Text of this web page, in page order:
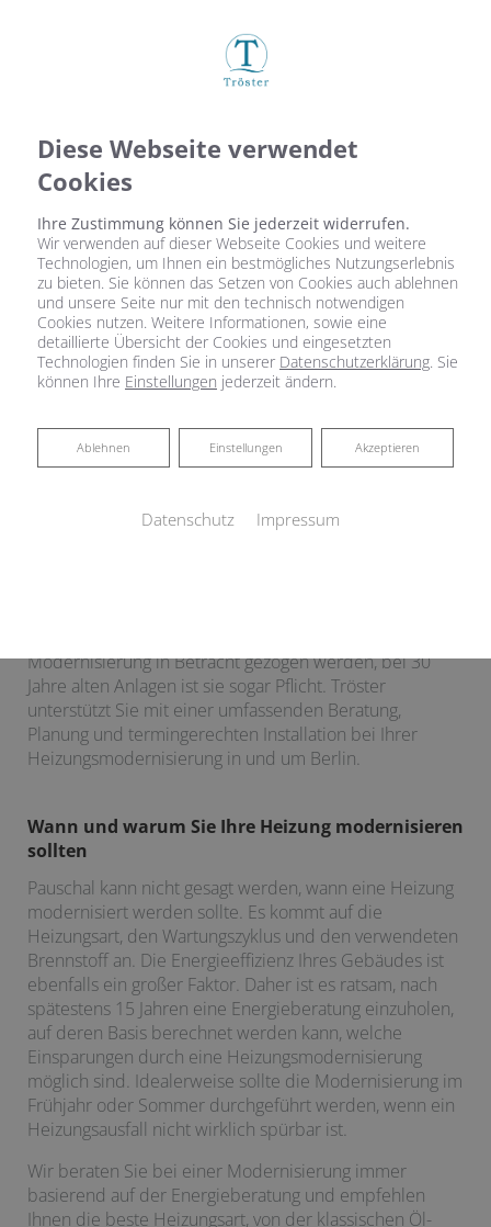
Modernisierung in Betracht gezogen werden, bei 30
Jahre alten Anlagen ist sie sogar Pflicht. Tröster
unterstützt Sie mit einer umfassenden Beratung,
Planung und termingerechten Installation bei Ihrer
Heizungsmodernisierung in und um Berlin.
Wann und warum Sie Ihre Heizung modernisieren
sollten
Pauschal kann nicht gesagt werden, wann eine Heizung
modernisiert werden sollte. Es kommt auf die
Heizungsart, den Wartungszyklus und den verwendeten
Brennstoff an. Die Energieeffizienz Ihres Gebäudes ist
ebenfalls ein großer Faktor. Daher ist es ratsam, nach
spätestens 15 Jahren eine Energieberatung einzuholen,
auf deren Basis berechnet werden kann, welche
Einsparungen durch eine Heizungsmodernisierung
möglich sind. Idealerweise sollte die Modernisierung im
Frühjahr oder Sommer durchgeführt werden, wenn ein
Heizungsausfall nicht wirklich spürbar ist.
Wir beraten Sie bei einer Modernisierung immer
basierend auf der Energieberatung und empfehlen
Ihnen die beste Heizungsart, von der klassischen Öl-
Diese Webseite verwendet
Cookies
Ihre Zustimmung können Sie jederzeit widerrufen.
Wir verwenden auf dieser Webseite Cookies und weitere
Technologien, um Ihnen ein bestmögliches Nutzungserlebnis
zu bieten. Sie können das Setzen von Cookies auch ablehnen
und unsere Seite nur mit den technisch notwendigen
Cookies nutzen. Weitere Informationen, sowie eine
detaillierte Übersicht der Cookies und eingesetzten
Technologien finden Sie in unserer Datenschutzerklärung . Sie
können Ihre Einstellungen jederzeit ändern.
Akzeptieren
Einstellungen
Ablehnen
Ablehnen
Datenschutz Impressum